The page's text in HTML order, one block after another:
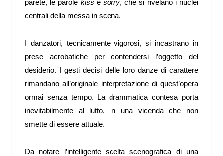
parete, le parole kiss esorry, che si rivelano i nuclei
centrali della messa in scena.
I danzatori, tecnicamente vigorosi, si incastrano in
prese acrobatiche per contendersi l’oggetto del
desiderio. I gesti decisi delle loro danze di carattere
rimandano all’originale interpretazione di quest’opera
ormai senza tempo. La drammatica contesa porta
inevitabilmente al lutto, in una vicenda che non
smette di essere attuale.
Da notare l’intelligente scelta scenografica di una